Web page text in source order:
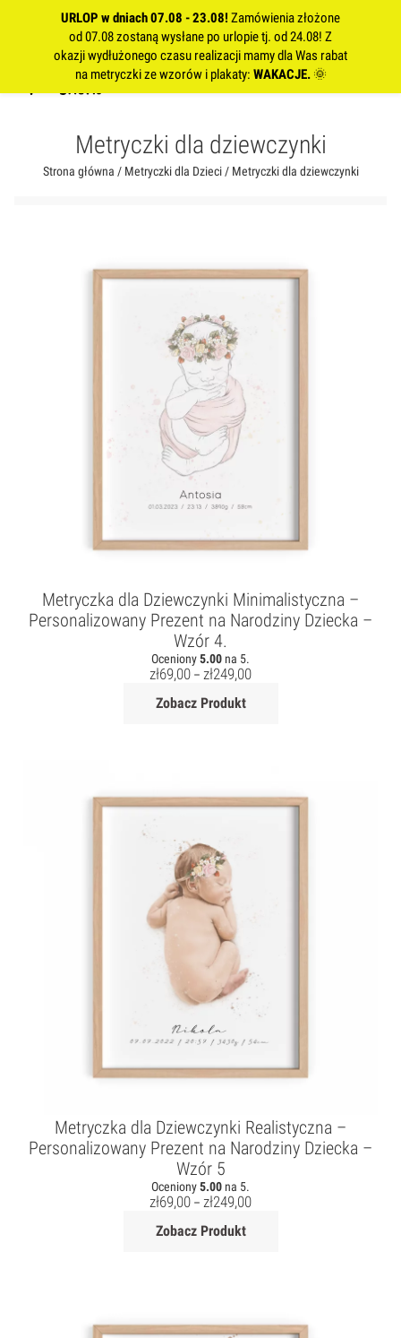
Metryczki dla dziewczynki
Strona główna / Metryczki dla Dzieci/ Metryczki dla dziewczynki
Metryczka dla Dziewczynki Minimalistyczna –
Personalizowany Prezent na Narodziny Dziecka –
Wzór 4.
Oceniony5.00 na 5.
zł69,00 – zł249,00
Zobacz Produkt
Metryczka dla Dziewczynki Realistyczna –
Personalizowany Prezent na Narodziny Dziecka –
Wzór 5
Oceniony5.00 na 5.
zł69,00 – zł249,00
Zobacz Produkt
URLOP w dniach 07.08 - 23.08! Zamówienia złożone
od 07.08 zostaną wysłane po urlopie tj. od 24.08! Z
okazji wydłużonego czasu realizacji mamy dla Was rabat
na metryczki ze wzorów i plakaty: WAKACJE.🌞